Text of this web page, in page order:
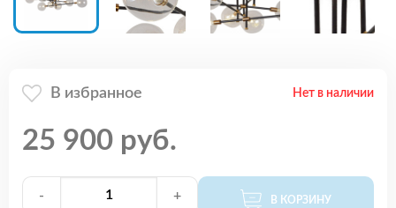
В избранное Нет в наличии
25 900 руб.
- + В КОРЗИНУ